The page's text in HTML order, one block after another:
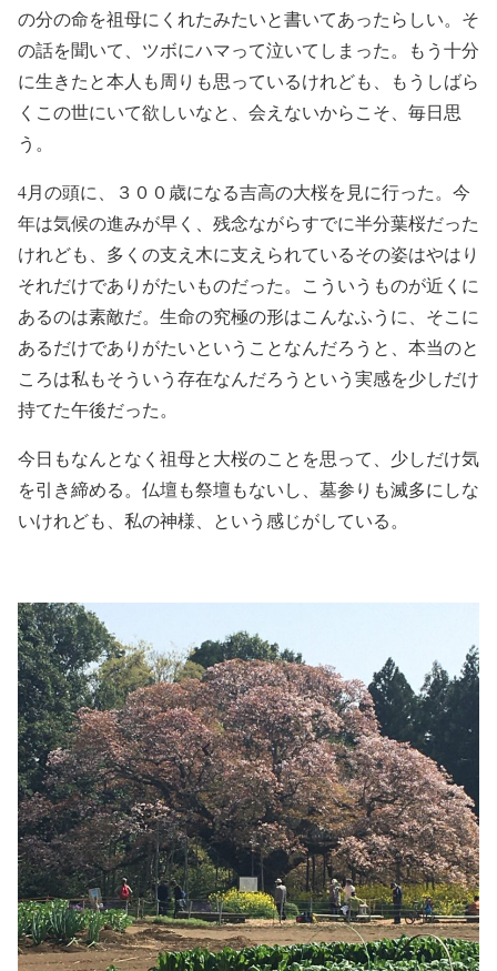
の分の命を祖母にくれたみたいと書いてあったらしい。そ
の話を聞いて、ツボにハマって泣いてしまった。もう十分
に生きたと本人も周りも思っているけれども、もうしばら
くこの世にいて欲しいなと、会えないからこそ、毎日思
う。
4月の頭に、３００歳になる吉高の大桜を見に行った。今
年は気候の進みが早く、残念ながらすでに半分葉桜だった
けれども、多くの支え木に支えられているその姿はやはり
それだけでありがたいものだった。こういうものが近くに
あるのは素敵だ。生命の究極の形はこんなふうに、そこに
あるだけでありがたいということなんだろうと、本当のと
ころは私もそういう存在なんだろうという実感を少しだけ
持てた午後だった。
今日もなんとなく祖母と大桜のことを思って、少しだけ気
を引き締める。仏壇も祭壇もないし、墓参りも滅多にしな
いけれども、私の神様、という感じがしている。